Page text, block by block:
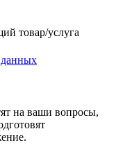
товар/услуга
на ваши вопросы,